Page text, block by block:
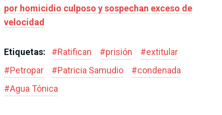
por homicidio culposo y sospechan exceso de
velocidad
Etiquetas: #Ratifican #prisión #extitular
#Petropar #Patricia Samudio #condenada
#Agua Tónica